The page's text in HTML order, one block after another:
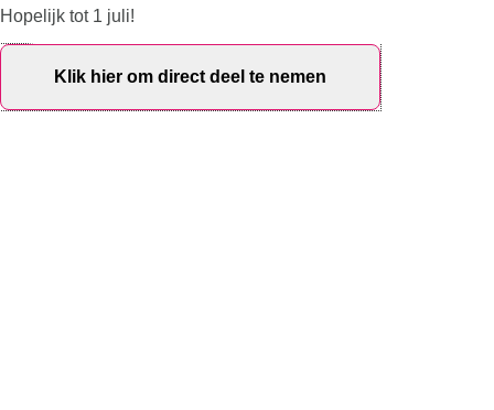
Hopelijk tot 1 juli!
Klik hier om direct deel te nemen